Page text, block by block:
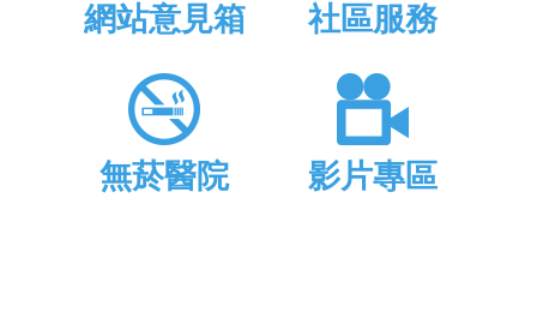
網站意見箱 社區服務
無菸醫院 影片專區